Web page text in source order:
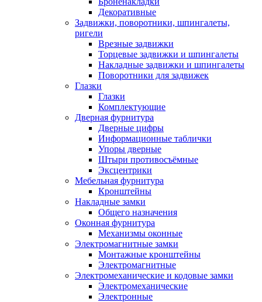
Декоративные
Задвижки, поворотники, шпингалеты,
ригели
Врезные задвижки
Торцевые задвижки и шпингалеты
Накладные задвижки и шпингалеты
Поворотники для задвижек
Глазки
Глазки
Комплектующие
Дверная фурнитура
Дверные цифры
Информационные таблички
Упоры дверные
Штыри противосъёмные
Эксцентрики
Мебельная фурнитура
Кронштейны
Накладные замки
Общего назначения
Оконная фурнитура
Механизмы оконные
Электромагнитные замки
Монтажные кронштейны
Электромагнитные
Электромеханические и кодовые замки
Электромеханические
Электронные